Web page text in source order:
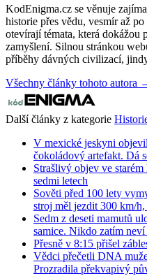
KodEnigma.cz se věnuje
historie přes vědu, vesmír až
otevírají témata, která
zamyšlení. Silnou stránkou
příběhy dávných civilizací,
Všechny články tohoto autora
Další články z kategorie
V mexické jeskyni
čokoládový artefakt. Dá
Strašlivý objev ve
sedmi letech
Sověti před 100 lety
stroj měl jezdit 300 km/
Sedm z deseti mamutů
samice. Nikdo zatím
Přesně v 8:15 přišel
Vědci přečetli DNA
Prozradila překvapivý